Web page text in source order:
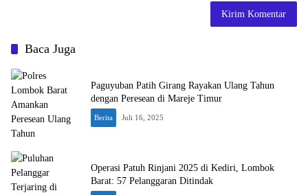
Baca Juga
Paguyuban Patih Girang Rayakan Ulang Tahun
dengan Peresean di Mareje Timur
Berita Juli 16, 2025
Operasi Patuh Rinjani 2025 di Kediri, Lombok
Barat: 57 Pelanggaran Ditindak